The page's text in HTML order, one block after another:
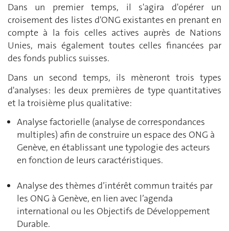
Dans un premier temps, il s'agira d'opérer un
croisement des listes d'ONG existantes en prenant en
compte à la fois celles actives auprès de Nations
Unies, mais également toutes celles financées par
des fonds publics suisses.
Dans un second temps, ils mèneront trois types
d'analyses: les deux premières de type quantitatives
et la troisième plus qualitative:
Analyse factorielle (analyse de correspondances
multiples) afin de construire un espace des ONG à
Genève, en établissant une typologie des acteurs
en fonction de leurs caractéristiques.
Analyse des thèmes d’intérêt commun traités par
les ONG à Genève, en lien avec l’agenda
international ou les Objectifs de Développement
Durable.